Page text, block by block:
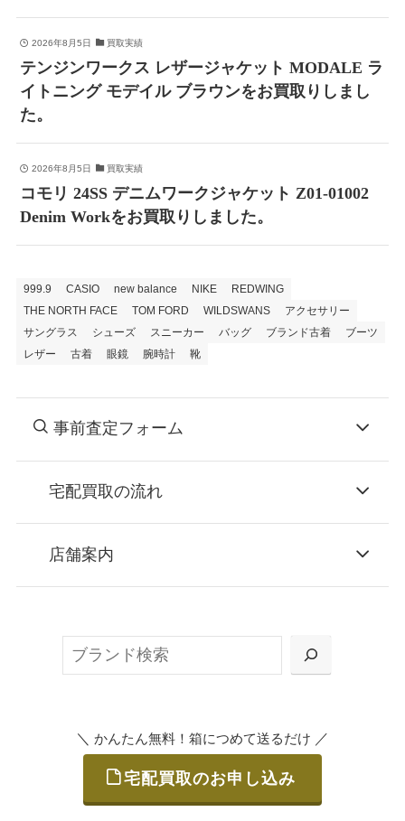
2026年8月5日 買取実績
テンジンワークス レザージャケット MODALE ラ
イトニング モデイル ブラウンをお買取りしまし
た。
2026年8月5日 買取実績
コモリ 24SS デニムワークジャケット Z01-01002
Denim Workをお買取りしました。
999.9 CASIO new balance NIKE
REDWING
THE NORTH FACE
TOM FORD WILDSWANS
アクセサリー
サングラス
シューズ スニーカー バッグ ブランド古着
ブーツ
レザー
古着 眼鏡 腕時計 靴
事前査定フォーム
宅配買取の流れ
お申込み
または梱包材不要の「集荷申込」からお選び
ご発送
店舗案内
＼ かんたん無料！箱につめて送るだけ ／
宅配買取のお申し込み